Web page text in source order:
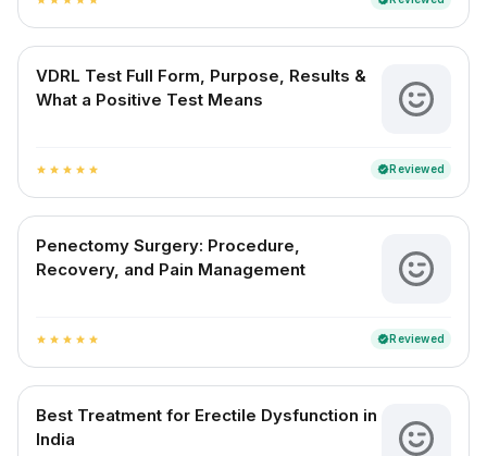
VDRL Test Full Form, Purpose, Results &
What a Positive Test Means
star star star star star verifiedReviewed
Penectomy Surgery: Procedure,
Recovery, and Pain Management
star star star star star verifiedReviewed
Best Treatment for Erectile Dysfunction in
India